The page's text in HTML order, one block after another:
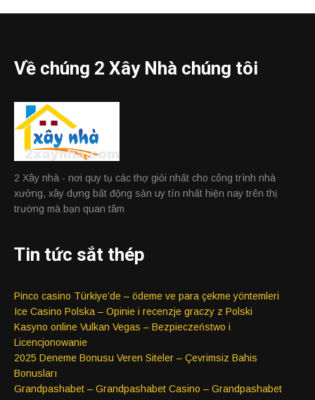
Về chúng 2 Xây Nhà chúng tôi
2 Xây nhà - nơi quy tụ các thợ giỏi nhất cho công trình nhà
xưởng, xây dựng bất động sản uy tín nhất hiện nay trên thị
trường mà bạn quan tâm
Tin tức sắt thép
Pinco casino Türkiye’de – ödeme ve para çekme yöntemleri
Ice Casino Polska – Opinie i recenzje graczy z Polski
Kasyno online Vulkan Vegas – Bezpieczeństwo i
Licencjonowanie
2025 Deneme Bonusu Veren Siteler – Çevrimsiz Bahis
Bonusları
Grandpashabet – Grandpashabet Casino – Grandpashabet